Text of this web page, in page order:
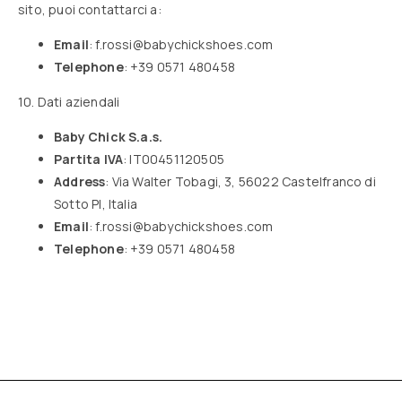
sito, puoi contattarci a:
Email:f.rossi@babychickshoes.com
Telephone: +39 0571 480458
10. Dati aziendali
Baby Chick S.a.s.
Partita IVA: IT00451120505
Address: Via Walter Tobagi, 3, 56022 Castelfranco di
Sotto PI, Italia
Email:f.rossi@babychickshoes.com
Telephone: +39 0571 480458